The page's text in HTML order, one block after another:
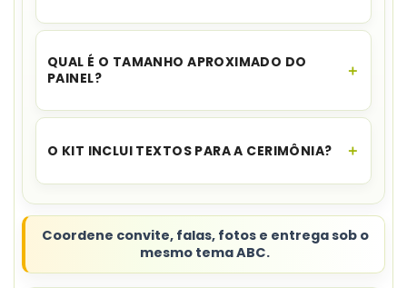
Ocertificado e o convitepermitem
QUAL É O TAMANHO APROXIMADO DO
PAINEL?
Ele mede cerca de1,15 x 0,85 m.
O KIT INCLUI TEXTOS PARA A CERIMÔNIA?
mensagem aos estudantes.
Coordene convite, falas, fotos e entrega sob o
mesmo tema ABC.